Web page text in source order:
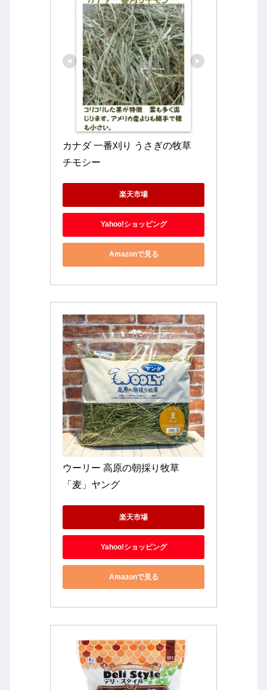
カナダ 一番刈り うさぎの牧草
チモシー
楽天市場
Yahoo!ショッピング
Amazonで見る
ウーリー 高原の朝採り牧草
「麦」ヤング
楽天市場
Yahoo!ショッピング
Amazonで見る